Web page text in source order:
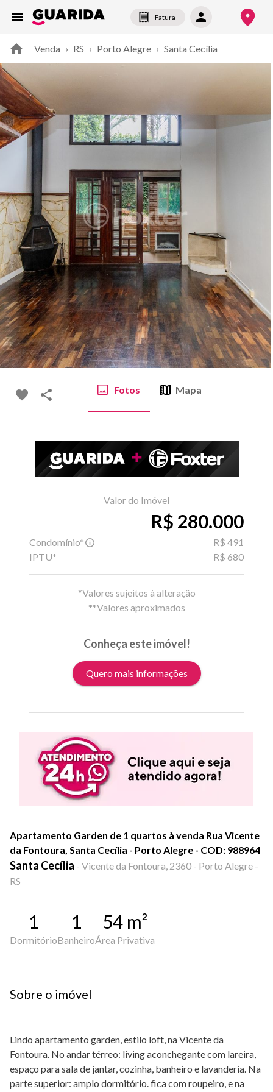
Fatura
Venda › RS › Porto Alegre › Santa Cecília
Fotos Mapa
Valor do Imóvel
R$ 280.000
Condomínio*
R$ 491
IPTU*
R$ 680
*Valores sujeitos à alteração
**Valores aproximados
Conheça este imóvel!
Quero mais informações
Apartamento Garden de 1 quartos à venda Rua Vicente
da Fontoura, Santa Cecília - Porto Alegre - COD: 988964
Santa Cecília - Vicente da Fontoura, 2360 - Porto Alegre -
RS
1
Dormitório
1
Banheiro
54 m²
Área Privativa
Sobre o imóvel
Lindo apartamento garden, estilo loft, na Vicente da
Fontoura. No andar térreo: living aconchegante com lareira,
espaço para sala de jantar, cozinha, banheiro e lavanderia. Na
parte superior: amplo dormitório. fica com roupeiro, e na